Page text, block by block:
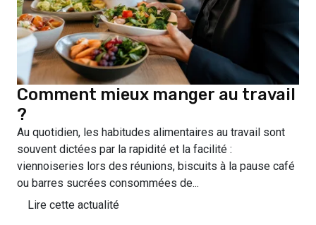
Comment mieux manger au travail
?
Au quotidien, les habitudes alimentaires au travail sont
souvent dictées par la rapidité et la facilité :
viennoiseries lors des réunions, biscuits à la pause café
ou barres sucrées consommées de...
Lire cette actualité